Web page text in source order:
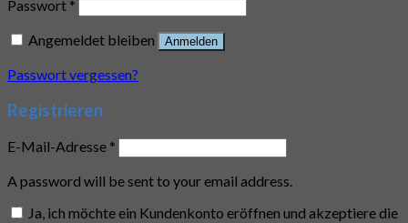
Passwort *
Angemeldet bleiben
Anmelden
Passwort vergessen?
Registrieren
E-Mail-Adresse *
A password will be sent to your email address.
Ja, ich möchte ein Kundenkonto eröffnen und akzeptiere die